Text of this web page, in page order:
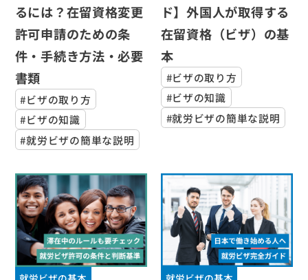
るには？在留資格変更
許可申請のための条
件・手続き方法・必要
書類
#ビザの取り方
#ビザの知識
#就労ビザの簡単な説明
ド】外国人が取得する
在留資格（ビザ）の基
本
#ビザの取り方
#ビザの知識
#就労ビザの簡単な説明